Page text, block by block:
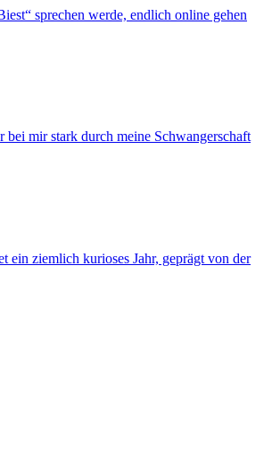
sprechen werde, endlich online gehen
bei mir stark durch meine Schwangerschaft
ein ziemlich kurioses Jahr, geprägt von der